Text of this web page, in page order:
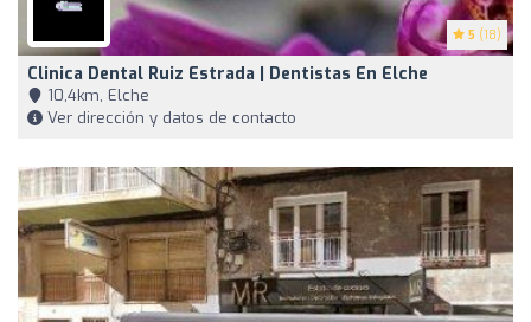
5 (18)
Clinica Dental Ruiz Estrada | Dentistas En Elche
10,4km, Elche
Ver dirección y datos de contacto